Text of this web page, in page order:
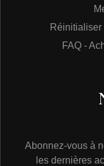
Réinitialiser
FAQ -
Abonnez-vous à
les dernières